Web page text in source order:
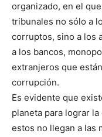
organizado, en el
tribunales no sólo a
corruptos, sino a los
a los bancos,
extranjeros que
corrupción.
Es evidente que
planeta para lograr
estos no llegan a las